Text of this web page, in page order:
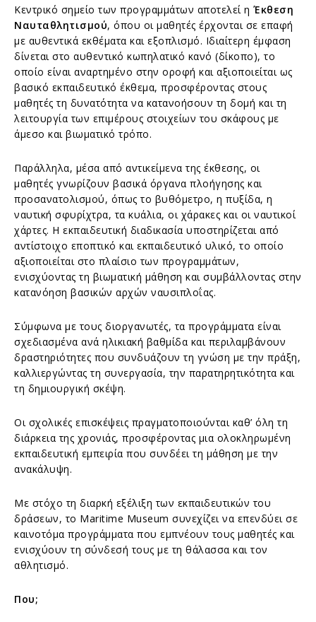
Κεντρικό σημείο των προγραμμάτων αποτελεί η Έκθεση
Ναυταθλητισμού, όπου οι μαθητές έρχονται σε επαφή
με αυθεντικά εκθέματα και εξοπλισμό. Ιδιαίτερη έμφαση
δίνεται στο αυθεντικό κωπηλατικό κανό (δίκοπο), το
οποίο είναι αναρτημένο στην οροφή και αξιοποιείται ως
βασικό εκπαιδευτικό έκθεμα, προσφέροντας στους
μαθητές τη δυνατότητα να κατανοήσουν τη δομή και τη
λειτουργία των επιμέρους στοιχείων του σκάφους με
άμεσο και βιωματικό τρόπο.
Παράλληλα, μέσα από αντικείμενα της έκθεσης, οι
μαθητές γνωρίζουν βασικά όργανα πλοήγησης και
προσανατολισμού, όπως το βυθόμετρο, η πυξίδα, η
ναυτική σφυρίχτρα, τα κυάλια, οι χάρακες και οι ναυτικοί
χάρτες. Η εκπαιδευτική διαδικασία υποστηρίζεται από
αντίστοιχο εποπτικό και εκπαιδευτικό υλικό, το οποίο
αξιοποιείται στο πλαίσιο των προγραμμάτων,
ενισχύοντας τη βιωματική μάθηση και συμβάλλοντας στην
κατανόηση βασικών αρχών ναυσιπλοΐας.
Σύμφωνα με τους διοργανωτές, τα προγράμματα είναι
σχεδιασμένα ανά ηλικιακή βαθμίδα και περιλαμβάνουν
δραστηριότητες που συνδυάζουν τη γνώση με την πράξη,
καλλιεργώντας τη συνεργασία, την παρατηρητικότητα και
τη δημιουργική σκέψη.
Οι σχολικές επισκέψεις πραγματοποιούνται καθ’ όλη τη
διάρκεια της χρονιάς, προσφέροντας μια ολοκληρωμένη
εκπαιδευτική εμπειρία που συνδέει τη μάθηση με την
ανακάλυψη.
Με στόχο τη διαρκή εξέλιξη των εκπαιδευτικών του
δράσεων, το Maritime Museum συνεχίζει να επενδύει σε
καινοτόμα προγράμματα που εμπνέουν τους μαθητές και
ενισχύουν τη σύνδεσή τους με τη θάλασσα και τον
αθλητισμό.
Που;